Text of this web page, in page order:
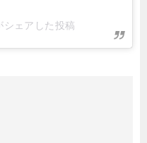
ェアした投稿